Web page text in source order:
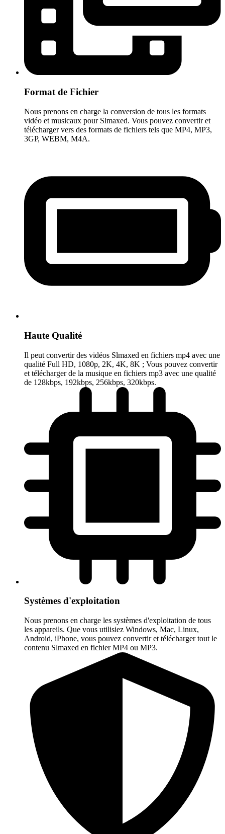
Format de Fichier
Nous prenons en charge la conversion de tous les formats
vidéo et musicaux pour Slmaxed. Vous pouvez convertir et
télécharger vers des formats de fichiers tels que MP4, MP3,
3GP, WEBM, M4A.
Haute Qualité
Il peut convertir des vidéos Slmaxed en fichiers mp4 avec une
qualité Full HD, 1080p, 2K, 4K, 8K ; Vous pouvez convertir
et télécharger de la musique en fichiers mp3 avec une qualité
de 128kbps, 192kbps, 256kbps, 320kbps.
Systèmes d'exploitation
Nous prenons en charge les systèmes d'exploitation de tous
les appareils. Que vous utilisiez Windows, Mac, Linux,
Android, iPhone, vous pouvez convertir et télécharger tout le
contenu Slmaxed en fichier MP4 ou MP3.